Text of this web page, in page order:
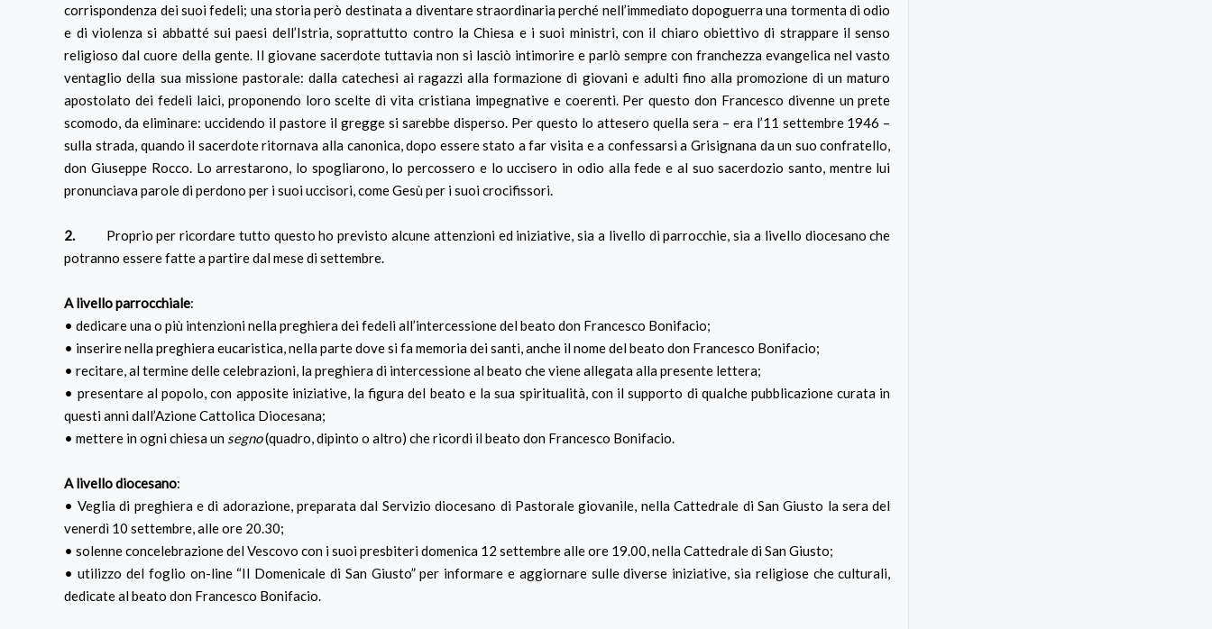
corrispondenza dei suoi fedeli; una storia però destinata a diventare straordinaria perché nell’immediato dopoguerra una tormenta di odio
e di violenza si abbatté sui paesi dell’Istria, soprattutto contro la Chiesa e i suoi ministri, con il chiaro obiettivo di strappare il senso
religioso dal cuore della gente. Il giovane sacerdote tuttavia non si lasciò intimorire e parlò sempre con franchezza evangelica nel vasto
ventaglio della sua missione pastorale: dalla catechesi ai ragazzi alla formazione di giovani e adulti fino alla promozione di un maturo
apostolato dei fedeli laici, proponendo loro scelte di vita cristiana impegnative e coerenti. Per questo don Francesco divenne un prete
scomodo, da eliminare: uccidendo il pastore il gregge si sarebbe disperso. Per questo lo attesero quella sera – era l’11 settembre 1946 –
sulla strada, quando il sacerdote ritornava alla canonica, dopo essere stato a far visita e a confessarsi a Grisignana da un suo confratello,
don Giuseppe Rocco. Lo arrestarono, lo spogliarono, lo percossero e lo uccisero in odio alla fede e al suo sacerdozio santo, mentre lui
pronunciava parole di perdono per i suoi uccisori, come Gesù per i suoi crocifissori.
2.Proprio per ricordare tutto questo ho previsto alcune attenzioni ed iniziative, sia a livello di parrocchie, sia a livello diocesano che
potranno essere fatte a partire dal mese di settembre.
A livello parrocchiale:
• dedicare una o più intenzioni nella preghiera dei fedeli all’intercessione del beato don Francesco Bonifacio;
• inserire nella preghiera eucaristica, nella parte dove si fa memoria dei santi, anche il nome del beato don Francesco Bonifacio;
• recitare, al termine delle celebrazioni, la preghiera di intercessione al beato che viene allegata alla presente lettera;
• presentare al popolo, con apposite iniziative, la figura del beato e la sua spiritualità, con il supporto di qualche pubblicazione curata in
questi anni dall’Azione Cattolica Diocesana;
• mettere in ogni chiesa un segno(quadro, dipinto o altro) che ricordi il beato don Francesco Bonifacio.
A livello diocesano:
• Veglia di preghiera e di adorazione, preparata dal Servizio diocesano di Pastorale giovanile, nella Cattedrale di San Giusto la sera del
venerdì 10 settembre, alle ore 20.30;
• solenne concelebrazione del Vescovo con i suoi presbiteri domenica 12 settembre alle ore 19.00, nella Cattedrale di San Giusto;
• utilizzo del foglio on-line “Il Domenicale di San Giusto” per informare e aggiornare sulle diverse iniziative, sia religiose che culturali,
dedicate al beato don Francesco Bonifacio.